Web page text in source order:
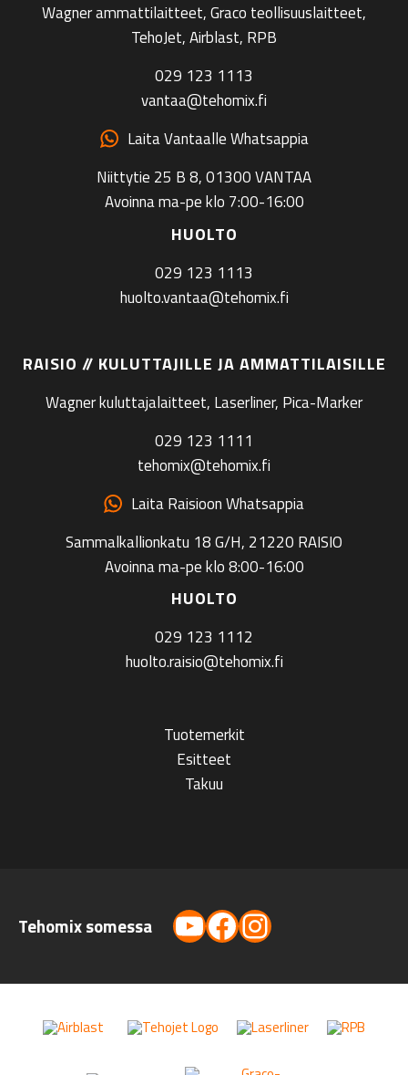
Wagner ammattilaitteet, Graco teollisuuslaitteet,
TehoJet, Airblast, RPB
029 123 1113
vantaa@tehomix.fi
Laita Vantaalle Whatsappia
Niittytie 25 B 8, 01300 VANTAA
Avoinna ma-pe klo 7:00-16:00
HUOLTO
029 123 1113
huolto.vantaa@tehomix.fi
RAISIO // KULUTTAJILLE JA AMMATTILAISILLE
Wagner kuluttajalaitteet, Laserliner, Pica-Marker
029 123 1111
tehomix@tehomix.fi
Laita Raisioon Whatsappia
Sammalkallionkatu 18 G/H, 21220 RAISIO
Avoinna ma-pe klo 8:00-16:00
HUOLTO
029 123 1112
huolto.raisio@tehomix.fi
Tuotemerkit
Esitteet
Takuu
Tehomix somessa YouTube
Facebook
Instagram